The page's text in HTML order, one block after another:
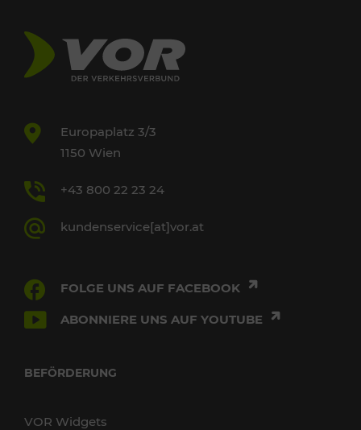
Europaplatz 3/3
1150 Wien
+43 800 22 23 24
kundenservice[at]vor.at
FOLGE UNS AUF FACEBOOK
ABONNIERE UNS AUF YOUTUBE
BEFÖRDERUNG
VOR Widgets